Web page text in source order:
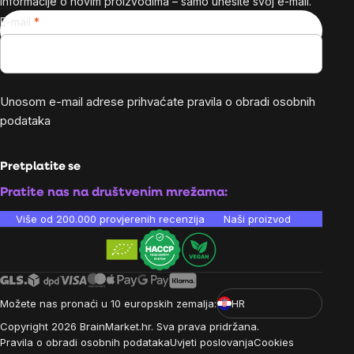
E-mail
Unosom e-mail adrese prihvaćate pravila o obradi osobnih
podataka
Pretplatite se
Pratite nas na društvenim mrežama:
Više od 200.000 provjerenih recenzija Naši proizvodi su
Možete nas pronaći u 10 europskih zemalja:
HR
Copyright 2026 BrainMarket.hr. Sva prava pridržana.
Pravila o obradi osobnih podatakaUvjeti poslovanjaCookies